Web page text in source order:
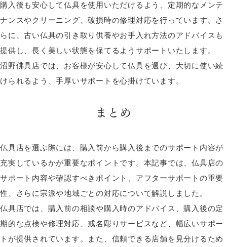
購入後も安心して仏具を使用いただけるよう、定期的なメンテ
ナンスやクリーニング、破損時の修理対応を行っています。さ
らに、古い仏具の引き取り供養やお手入れ方法のアドバイスも
提供し、長く美しい状態を保てるようサポートいたします。
沼野佛具店では、お客様が安心して仏具を選び、大切に使い続
けられるよう、手厚いサポートを心掛けています。
まとめ
仏具店を選ぶ際には、購入前から購入後までのサポート内容が
充実しているかが重要なポイントです。本記事では、仏具店の
サポート内容や確認すべきポイント、アフターサポートの重要
性、さらに宗派や地域ごとの対応について解説しました。
仏具店では、購入前の相談や購入時のアドバイス、購入後の定
期的な点検や修理対応、戒名彫りサービスなど、幅広いサポー
トが提供されています。また、信頼できる店舗を見分けるため